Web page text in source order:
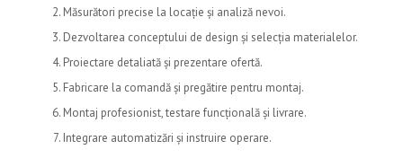
Măsurători precise la locație și analiză nevoi.
Dezvoltarea conceptului de design și selecția materialelor.
Proiectare detaliată și prezentare ofertă.
Fabricare la comandă și pregătire pentru montaj.
Montaj profesionist, testare funcțională și livrare.
Integrare automatizări și instruire operare.